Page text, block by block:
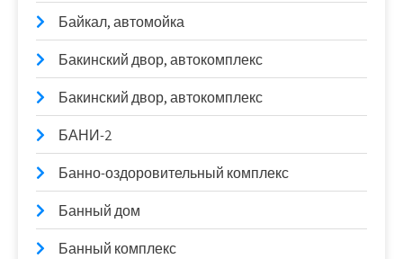
Байкал, автомойка
Бакинский двор, автокомплекс
Бакинский двор, автокомплекс
БАНИ-2
Банно-оздоровительный комплекс
Банный дом
Банный комплекс